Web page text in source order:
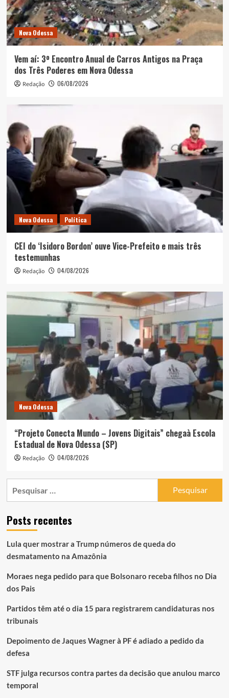
Nova Odessa
Vem aí: 3º Encontro Anual de Carros Antigos na Praça
dos Três Poderes em Nova Odessa
Redação 06/08/2026
Nova Odessa Política
CEI do ‘Isidoro Bordon’ ouve Vice-Prefeito e mais três
testemunhas
Redação 04/08/2026
Nova Odessa
“Projeto Conecta Mundo – Jovens Digitais” chegaà Escola
Estadual de Nova Odessa (SP)
Redação 04/08/2026
Posts recentes
Lula quer mostrar a Trump números de queda do
desmatamento na Amazônia
Moraes nega pedido para que Bolsonaro receba filhos no Dia
dos Pais
Partidos têm até o dia 15 para registrarem candidaturas nos
tribunais
Depoimento de Jaques Wagner à PF é adiado a pedido da
defesa
STF julga recursos contra partes da decisão que anulou marco
temporal